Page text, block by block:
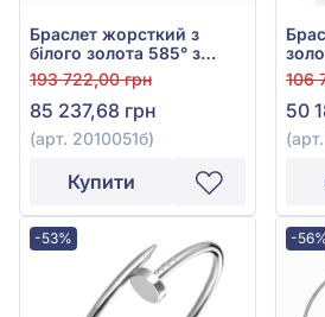
Браслет жорсткий з
білого золота 585° з
фіанітами, арт. 2010051б
193 722,00 грн
85 237,68 грн
(арт. 2010051б)
Купити
106
50
-53% -